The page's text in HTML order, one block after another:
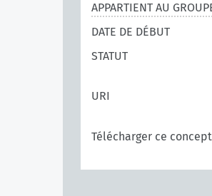
APPARTIENT AU
DATE DE DÉBUT
STATUT
URI
Télécharger ce